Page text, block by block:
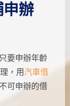
辦
要申辦年齡
，用 汽車借
可申辦的借